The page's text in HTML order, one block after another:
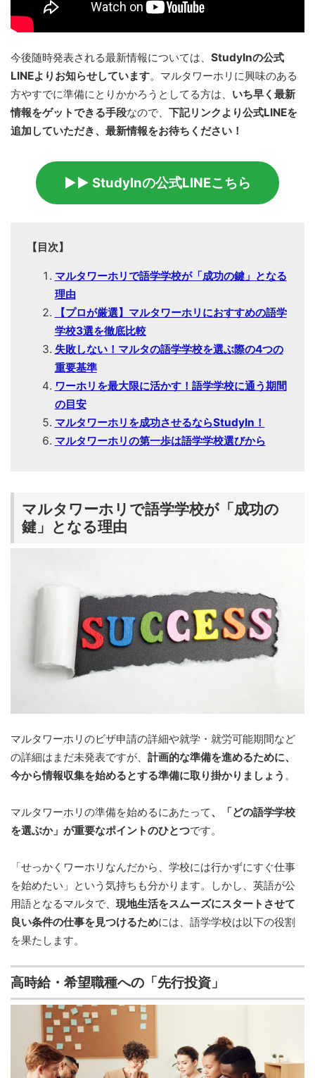
今後随時発表される最新情報については、 StudyInの公式
LINEよりお知らせしています。マルタワーホリに興味のある
方やすでに準備にとりかかろうとしてる方は、 いち早く最新
情報をゲットできる手段なので、 下記リンクより公式LINEを
追加していただき、最新情報をお待ちください！
▶▶ StudyInの公式LINEこちら
【目次】
マルタワーホリで語学学校が「成功の鍵」となる
理由
【プロが厳選】マルタワーホリにおすすめの語学
学校3選を徹底比較
失敗しない！マルタの語学学校を選ぶ際の4つの
重要基準
ワーホリを最大限に活かす！語学学校に通う期間
の目安
マルタワーホリを成功させるならStudyIn！
マルタワーホリの第一歩は語学学校選びから
マルタワーホリで語学学校が「成功の
鍵」となる理由
マルタワーホリのビザ申請の詳細や就学・就労可能期間など
の詳細はまだ未発表ですが、 計画的な準備を進めるために、
今から情報収集を始めるとする準備に取り掛かりましょう 。
マルタワーホリの準備を始めるにあたって、「どの語学学校
を選ぶか」が重要なポイントのひとつです。
「せっかくワーホリなんだから、学校には行かずにすぐ仕事
を始めたい」という気持ちも分かります。しかし、英語が公
用語となるマルタで、 現地生活をスムーズにスタートさせて
良い条件の仕事を見つけるためには、語学学校は以下の役割
を果たします。
高時給・希望職種への「先行投資」